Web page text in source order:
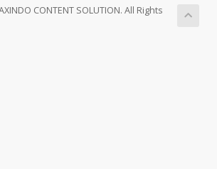
CONTENT SOLUTION. All Rights